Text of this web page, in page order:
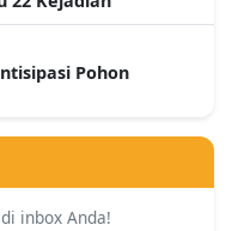
Pohon
inbox Anda!